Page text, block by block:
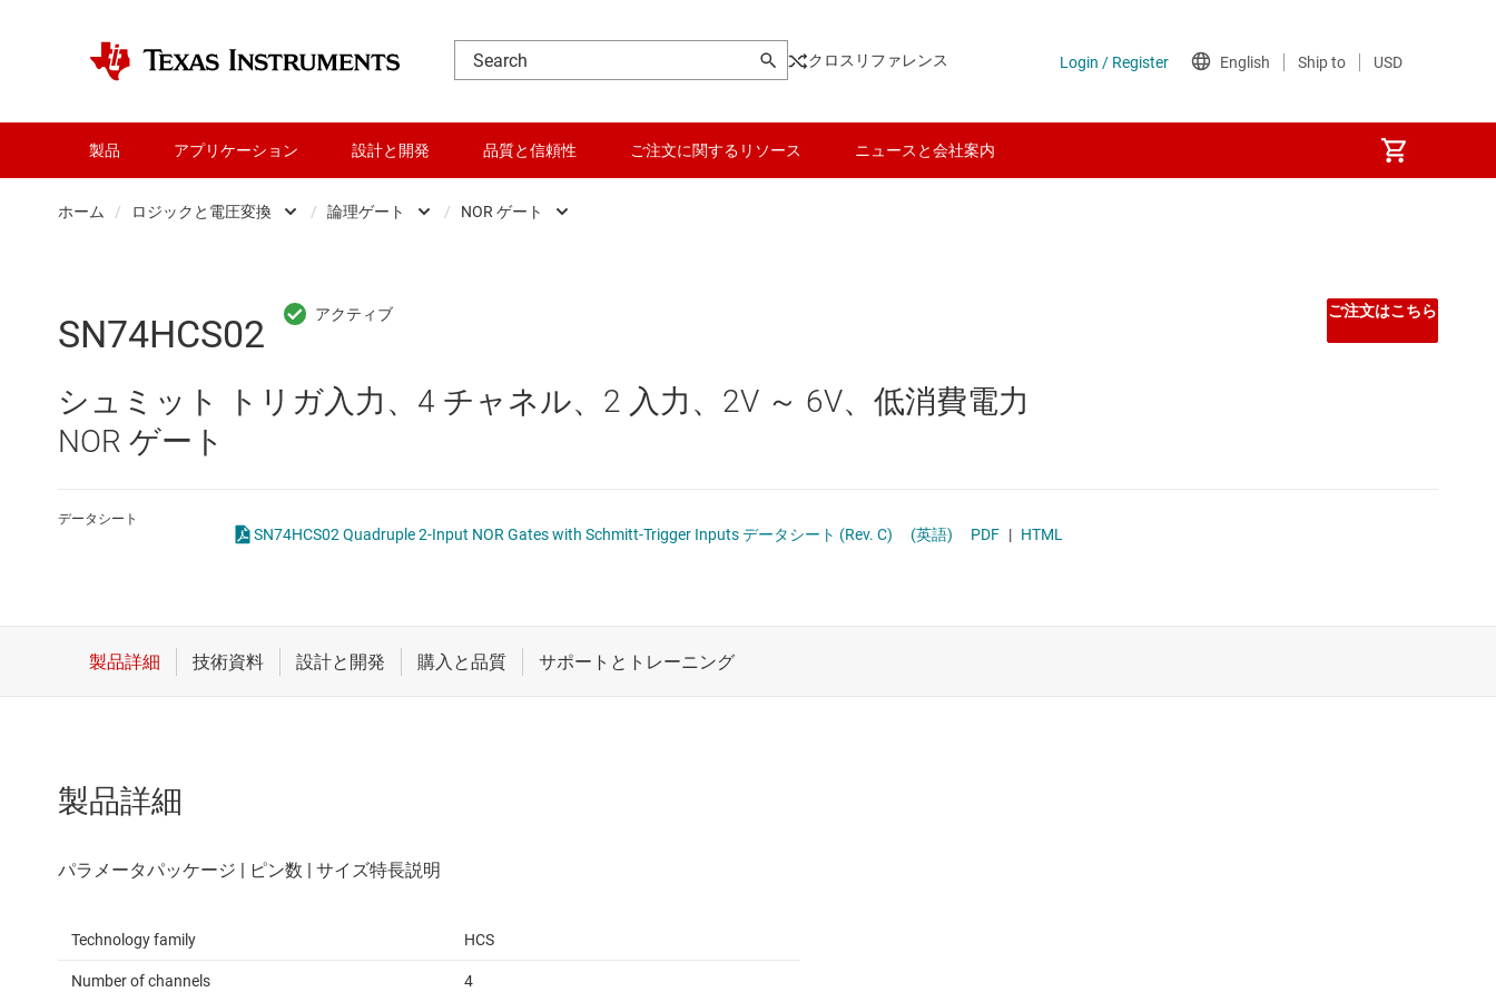
クロスリファレンス
製品 アプリケーション 設計と開発 品質と信頼性 ご注文に関するリソース ニュースと会社案内
ホーム / ロジックと電圧変換
RF とマイクロ波
インターフェイス
ダイ / ウェハー サービス
マイコン (MCU) / プロセッサ
絶縁
/ 論理ゲート
専用ロジック IC
/ NOR ゲート
OR ゲート
SN74HCS02
シュミット トリガ入力、4 チャネル、2 入力、2V ～ 6V、低消費電力
NOR ゲート
ご注文はこちら
データシート
SN74HCS02 Quadruple 2-Input NOR Gates with Schmitt-Trigger Inputs データシート (Rev. C) (英語) PDF | HTML
製品詳細
Technology family HCS
Number of channels 4